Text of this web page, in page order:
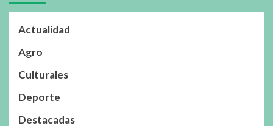
Actualidad
Agro
Culturales
Deporte
Destacadas